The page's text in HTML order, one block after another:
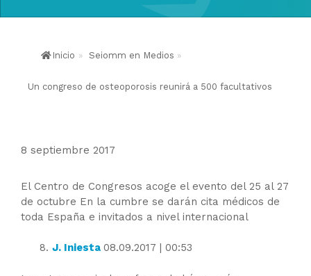
Inicio » Seiomm en Medios »
Un congreso de osteoporosis reunirá a 500 facultativos
8 septiembre 2017
El Centro de Congresos acoge el evento del 25 al 27
de octubre En la cumbre se darán cita médicos de
toda España e invitados a nivel internacional
J. Iniesta 08.09.2017 | 00:53